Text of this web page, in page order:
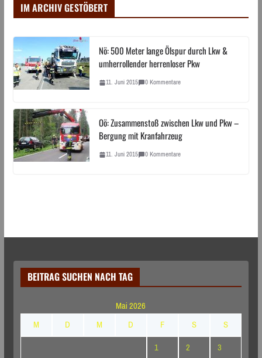
IM ARCHIV GESTÖBERT
Nö: 500 Meter lange Ölspur durch Lkw &
umherrollender herrenloser Pkw
11. Juni 2015 0 Kommentare
Oö: Zusammenstoß zwischen Lkw und Pkw –
Bergung mit Kranfahrzeug
11. Juni 2015 0 Kommentare
BEITRAG SUCHEN NACH TAG
Mai 2026
M
D M D F S
S
1
2
3